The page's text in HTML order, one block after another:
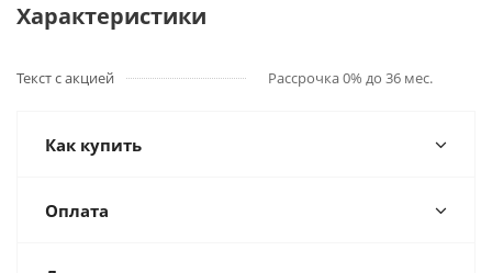
Характеристики
Текст с акцией Рассрочка 0% до 36 мес.
Как купить
Оплата